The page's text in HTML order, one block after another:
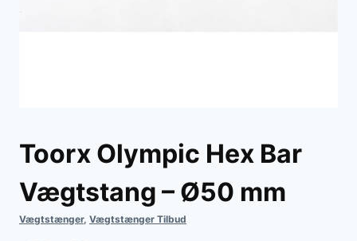
Toorx Olympic Hex Bar
Vægtstang – Ø50 mm
Vægtstænger, Vægtstænger Tilbud